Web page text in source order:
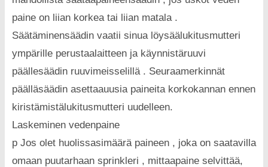
paine on liian korkea tai liian matala .
Säätäminensäädin vaatii sinua löysäälukitusmutteri
ympärille perustaalaitteen ja käynnistäruuvi
päällesäädin ruuvimeisselillä . Seuraamerkinnät
päälläsäädin asettaauusia paineita korkokannan ennen
kiristämistälukitusmutteri uudelleen.
Laskeminen vedenpaine
p Jos olet huolissasimäärä paineen , joka on saatavilla
omaan puutarhaan sprinkleri , mittaapaine selvittää,